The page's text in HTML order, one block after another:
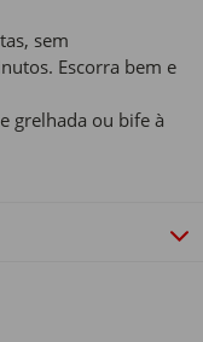
sem
Escorra bem e
grelhada ou bife à